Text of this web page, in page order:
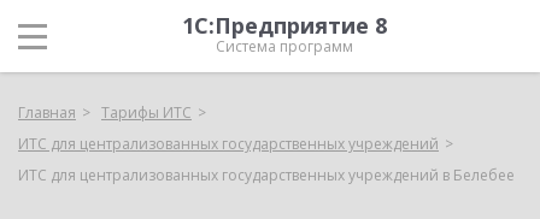
1С:Предприятие 8
Система программ
Главная
Тарифы ИТС
ИТС для централизованных государственных учреждений
ИТС для централизованных государственных учреждений в Белебее